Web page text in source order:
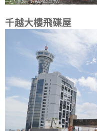
千越大樓飛碟屋